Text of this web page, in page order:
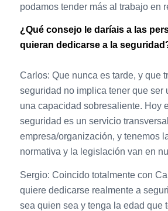
podamos tender más al trabajo en
¿Qué consejo le daríais a las
quieran dedicarse a la
Carlos: Que nunca es tarde, y que
seguridad no implica tener que ser
una capacidad sobresaliente. Hoy
seguridad es un servicio
empresa/organización, y tenemos
normativa y la legislación van en
Sergio: Coincido totalmente con
quiere dedicarse realmente a
sea quien sea y tenga la edad que